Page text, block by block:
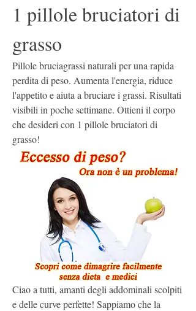
1 pillole bruciatori di
grasso
Pillole bruciagrassi naturali per una rapida
perdita di peso. Aumenta l'energia, riduce
l'appetito e aiuta a bruciare i grassi. Risultati
visibili in poche settimane. Ottieni il corpo
che desideri con 1 pillole bruciatori di
grasso!
Ciao a tutti, amanti degli addominali scolpiti
e delle curve perfette! Sappiamo che la